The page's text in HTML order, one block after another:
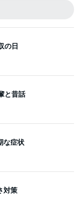
の日
と昔話
な症状
対策